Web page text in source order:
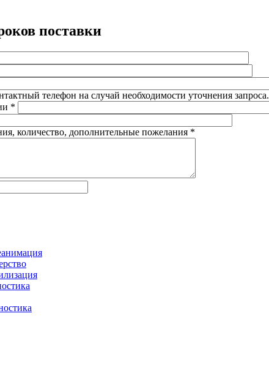
поставки
телефон на случай необходимости уточнения запроса.
*
количество, дополнительные пожелания *